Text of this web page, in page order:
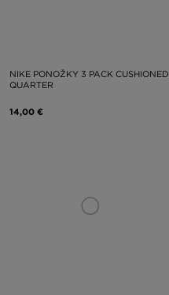
NIKE PONOŽKY 3 PACK CUSHIONED
QUARTER
14,00 €